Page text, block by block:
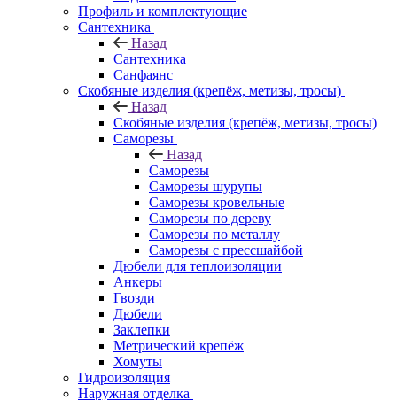
Профиль и комплектующие
Сантехника
Назад
Сантехника
Санфаянс
Скобяные изделия (крепёж, метизы, тросы)
Назад
Скобяные изделия (крепёж, метизы, тросы)
Саморезы
Назад
Саморезы
Саморезы шурупы
Саморезы кровельные
Саморезы по дереву
Саморезы по металлу
Саморезы с прессшайбой
Дюбели для теплоизоляции
Анкеры
Гвозди
Дюбели
Заклепки
Метрический крепёж
Хомуты
Гидроизоляция
Наружная отделка